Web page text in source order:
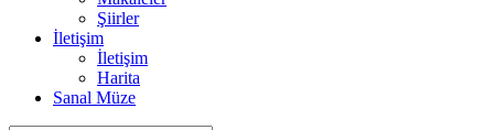
Şiirler
İletişim
İletişim
Harita
Sanal Müze